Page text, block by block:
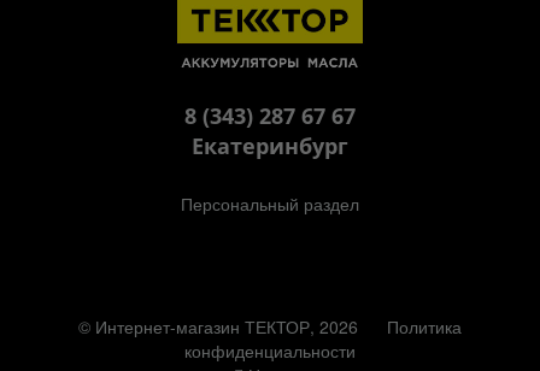
8 (343) 287 67 67
Екатеринбург
Персональный раздел
© Интернет-магазин ТЕКТОР, 2026
Политика
конфиденциальности